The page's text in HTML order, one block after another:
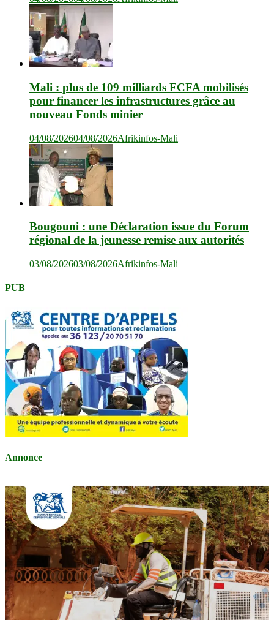
Mali : plus de 109 milliards FCFA mobilisés
pour financer les infrastructures grâce au
nouveau Fonds minier
04/08/202604/08/2026Afrikinfos-Mali
Bougouni : une Déclaration issue du Forum
régional de la jeunesse remise aux autorités
03/08/202603/08/2026Afrikinfos-Mali
PUB
Annonce